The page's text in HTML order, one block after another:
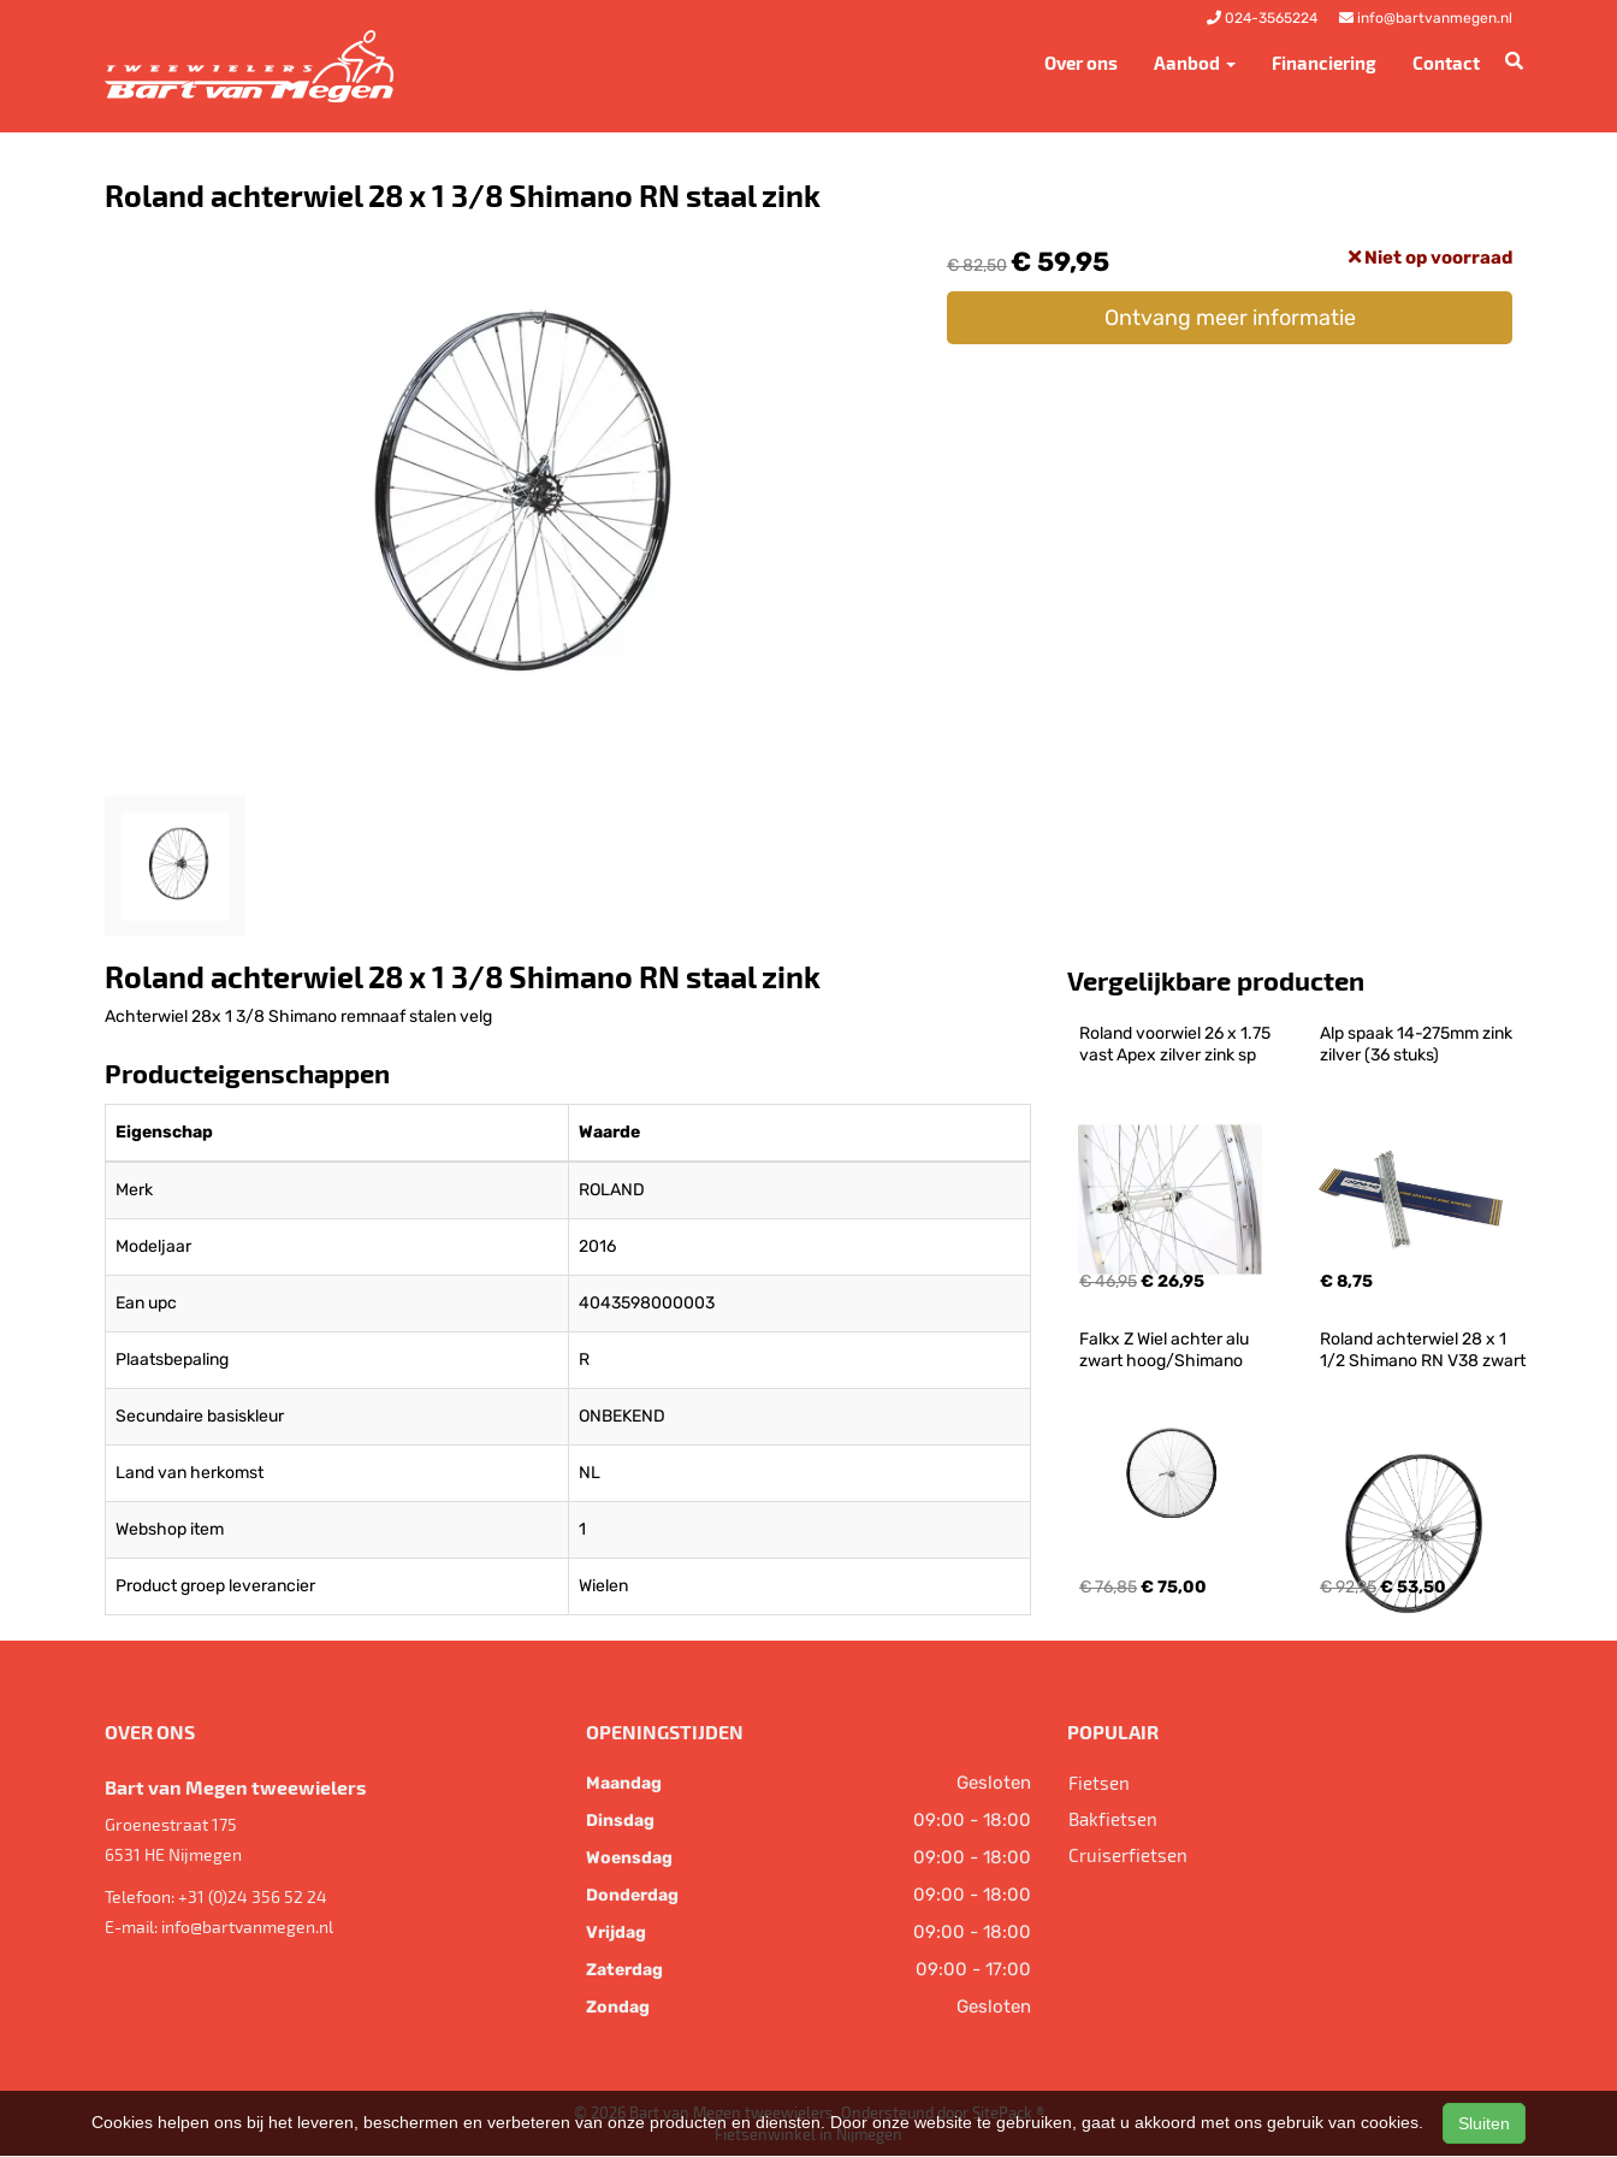
024-3565224 info@bartvanmegen.nl
Over ons Aanbod Financiering Contact
Roland achterwiel 28 x 1 3/8 Shimano RN staal zink
€ 82,50€ 59,95 Niet op voorraad
Ontvang meer informatie
Roland achterwiel 28 x 1 3/8 Shimano RN staal zink
Achterwiel 28x 1 3/8 Shimano remnaaf stalen velg
Producteigenschappen
Eigenschap Waarde
Merk ROLAND
Modeljaar 2016
Ean upc 4043598000003
Plaatsbepaling R
Secundaire basiskleur ONBEKEND
Land van herkomst NL
Webshop item 1
Product groep leverancier Wielen
Vergelijkbare producten
Roland voorwiel 26 x 1.75
vast Apex zilver zink sp
€ 46,95€ 26,95
Alp spaak 14-275mm zink
zilver (36 stuks)
€ 8,75
Falkx Z Wiel achter alu
zwart hoog/Shimano
€ 76,85€ 75,00
Roland achterwiel 28 x 1
1/2 Shimano RN V38 zwart
€ 92,95€ 53,50
OVER ONS
Bart van Megen tweewielers
Groenestraat 175
6531 HE Nijmegen
Telefoon:+31 (0)24 356 52 24
E-mail: info@bartvanmegen.nl
OPENINGSTIJDEN
Maandag Gesloten
Dinsdag 09:00 - 18:00
Woensdag 09:00 - 18:00
Donderdag 09:00 - 18:00
Vrijdag 09:00 - 18:00
Zaterdag 09:00 - 17:00
Zondag Gesloten
POPULAIR
Fietsen
Bakfietsen
Cruiserfietsen
© 2026 Bart van Megen tweewielers. Ondersteund door SitePack ®
Fietsenwinkel in Nijmegen
Cookies helpen ons bij het leveren, beschermen en verbeteren van onze producten en diensten. Door onze website te gebruiken, gaat u akkoord met ons gebruik van cookies. Sluiten